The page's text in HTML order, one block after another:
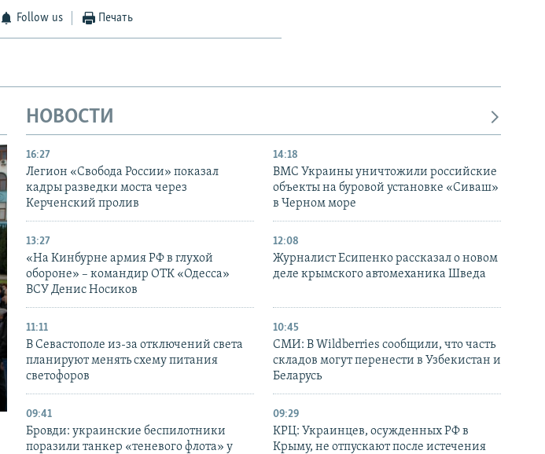
Follow us Печать
НОВОСТИ
16:27
Легион «Свобода России» показал
кадры разведки моста через
Керченский пролив
14:18
ВМС Украины уничтожили российские
объекты на буровой установке «Сиваш»
в Черном море
13:27
«На Кинбурне армия РФ в глухой
обороне» – командир ОТК «Одесса»
ВСУ Денис Носиков
12:08
Журналист Есипенко рассказал о новом
деле крымского автомеханика Шведа
11:11
В Севастополе из-за отключений света
планируют менять схему питания
светофоров
10:45
СМИ: В Wildberries сообщили, что часть
складов могут перенести в Узбекистан и
Беларусь
09:41
Бровди: украинские беспилотники
поразили танкер «теневого флота» у
09:29
КРЦ: Украинцев, осужденных РФ в
Крыму, не отпускают после истечения